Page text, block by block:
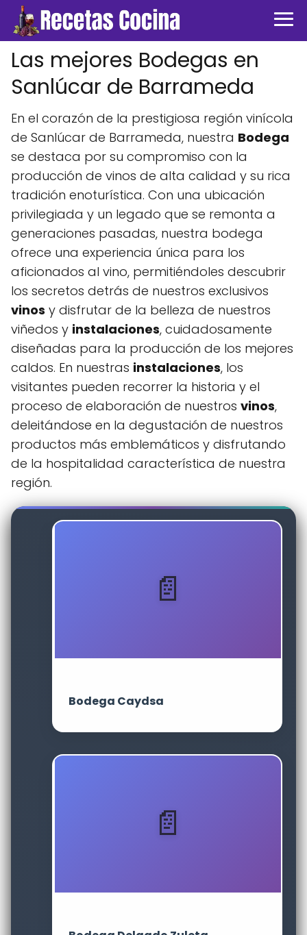
Las mejores Bodegas en
Sanlúcar de Barrameda
En el corazón de la prestigiosa región vinícola
de Sanlúcar de Barrameda, nuestra Bodega
se destaca por su compromiso con la
producción de vinos de alta calidad y su rica
tradición enoturística. Con una ubicación
privilegiada y un legado que se remonta a
generaciones pasadas, nuestra bodega
ofrece una experiencia única para los
aficionados al vino, permitiéndoles descubrir
los secretos detrás de nuestros exclusivos
vinos y disfrutar de la belleza de nuestros
viñedos y instalaciones, cuidadosamente
diseñadas para la producción de los mejores
caldos. En nuestras instalaciones, los
visitantes pueden recorrer la historia y el
proceso de elaboración de nuestros vinos,
deleitándose en la degustación de nuestros
productos más emblemáticos y disfrutando
de la hospitalidad característica de nuestra
región.
Bodega Caydsa